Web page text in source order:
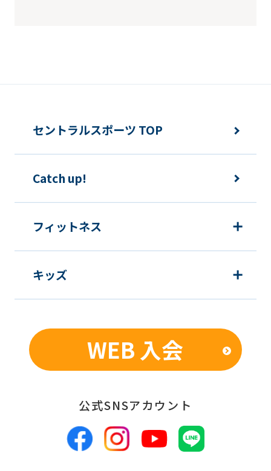
original
ask
that
fully
before
the
Automatic
セントラルスポーツ TOP
Catch up!
フィットネス
キッズ
WEB 入会
公式SNSアカウント